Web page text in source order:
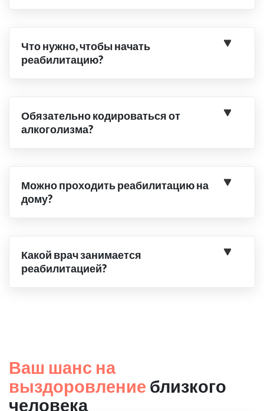
Что нужно, чтобы начать
реабилитацию?
Обязательно кодироваться от
алкоголизма?
Можно проходить реабилитацию на
дому?
Какой врач занимается
реабилитацией?
Ваш шанс на
выздоровление близкого
человека